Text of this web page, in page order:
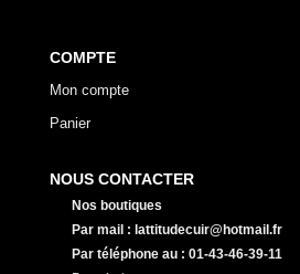
COMPTE
Mon compte
Panier
NOUS CONTACTER
Nos boutiques
Par mail : lattitudecuir@hotmail.fr
Par téléphone au : 01-43-46-39-11